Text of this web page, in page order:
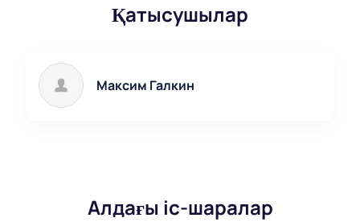
Қатысушылар
Максим Галкин
Алдағы іс-шаралар